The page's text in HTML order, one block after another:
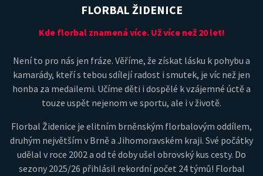
FLORBAL ŽIDENICE
Kde florbal znamená více. Už více než 20 let!
Není to pro nás jen fráze. Věříme, že získat lásku k pohybu a
kamarády, kteří s tebou sdílejí radost i smutek, je víc než jen
honba za medailemi. Učíme děti i dospělé k vzájemné úctě a
touze uspět nejenom ve sportu, ale i v životě.
Florbal Židenice je elitním brněnským florbalovým oddílem,
druhým největším v Brně a Jihomoravském kraji. Své počátky
udělal v roce 2002 a od té doby ušel obrovský kus cesty. Do
sezony 2025/26 přihlásil rekordní počet 24 týmů! Florbal